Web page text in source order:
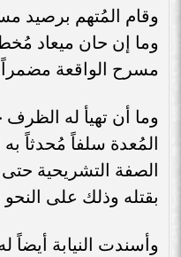
وقام المُتهم برصيد
وما إن حان ميعاد
‏مسرح الواقعة مضمراً
وما أن تهيأ له الظرف
المُعدة سلفاً مُحدثاً به
‏الصفة التشريحية
بقتله وذلك على ‏النحو
وأسندت النيابة أيضاً